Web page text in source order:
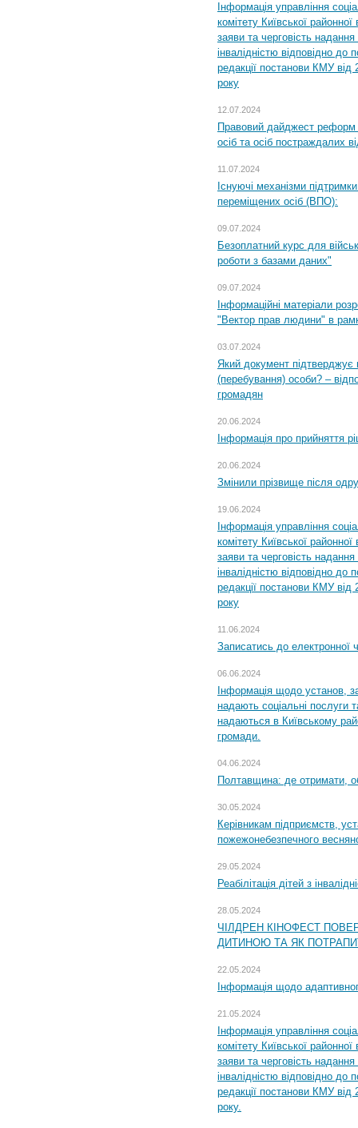
Інформація управління
комітету Київської
заяви та черговість надання
інвалідністю відповідно
редакції постанови КМУ
року
12.07.2024
Правовий дайджест реформ
осіб та осіб постраждалих
11.07.2024
Існуючі механізми
переміщених осіб (ВПО):
09.07.2024
Безоплатний курс для
роботи з базами даних"
09.07.2024
Інформаційні матеріали
"Вектор прав людини" в
03.07.2024
Який документ підтверджує
(перебування) особи? –
громадян
20.06.2024
Інформація про прийняття
20.06.2024
Змінили прізвище після
19.06.2024
Інформація управління
комітету Київської
заяви та черговість надання
інвалідністю відповідно
редакції постанови КМУ
року
11.06.2024
Записатись до електронної
06.06.2024
Інформація щодо установ,
надають соціальні послуги
надаються в Київському
громади.
04.06.2024
Полтавщина: де отримати,
30.05.2024
Керівникам підприємств,
пожежонебезпечного
29.05.2024
Реабілітація дітей з
28.05.2024
ЧІЛДРЕН КІНОФЕСТ
ДИТИНОЮ ТА ЯК
22.05.2024
Інформація щодо
21.05.2024
Інформація управління
комітету Київської
заяви та черговість надання
інвалідністю відповідно
редакції постанови КМУ від
року.